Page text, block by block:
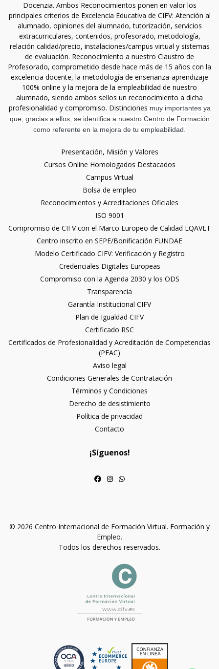
Docenzia. Ambos Reconocimientos ponen en valor los
principales criterios de Excelencia Educativa de CIFV: Atención al
alumnado, opiniones del alumnado, tutorización, servicios
extracurriculares, contenidos, profesorado, metodología,
relación calidad/precio, instalaciones/campus virtual y sistemas
de evaluación. Reconocimiento a nuestro Claustro de
Profesorado, comprometido desde hace más de 15 años con la
excelencia docente, la metodología de enseñanza-aprendizaje
100% online y la mejora de la empleabilidad de nuestro
alumnado, siendo ambos sellos un reconocimiento a dicha
profesionalidad y compromiso. Distinciones muy importantes ya
que, gracias a ellos, se identifica a nuestro Centro de Formación
como referente en la mejora de tu empleabilidad.
Presentación, Misión y Valores
Cursos Online Homologados Destacados
Campus Virtual
Bolsa de empleo
Reconocimientos y Acreditaciones Oficiales
ISO 9001
Compromiso de CIFV con el Marco Europeo de Calidad EQAVET
Centro inscrito en SEPE/Bonificación FUNDAE
Modelo Certificado CIFV: Verificación y Registro
Credenciales Digitales Europeas
Compromiso con la Agenda 2030 y los ODS
Transparencia
Garantía Institucional CIFV
Plan de Igualdad CIFV
Certificado RSC
Certificados de Profesionalidad y Acreditación de Competencias
(PEAC)
Aviso legal
Condiciones Generales de Contratación
Términos y Condiciones
Derecho de desistimiento
Política de privacidad
Contacto
¡Síguenos!
© 2026 Centro Internacional de Formación Virtual. Formación y
Empleo.
Todos los derechos reservados.